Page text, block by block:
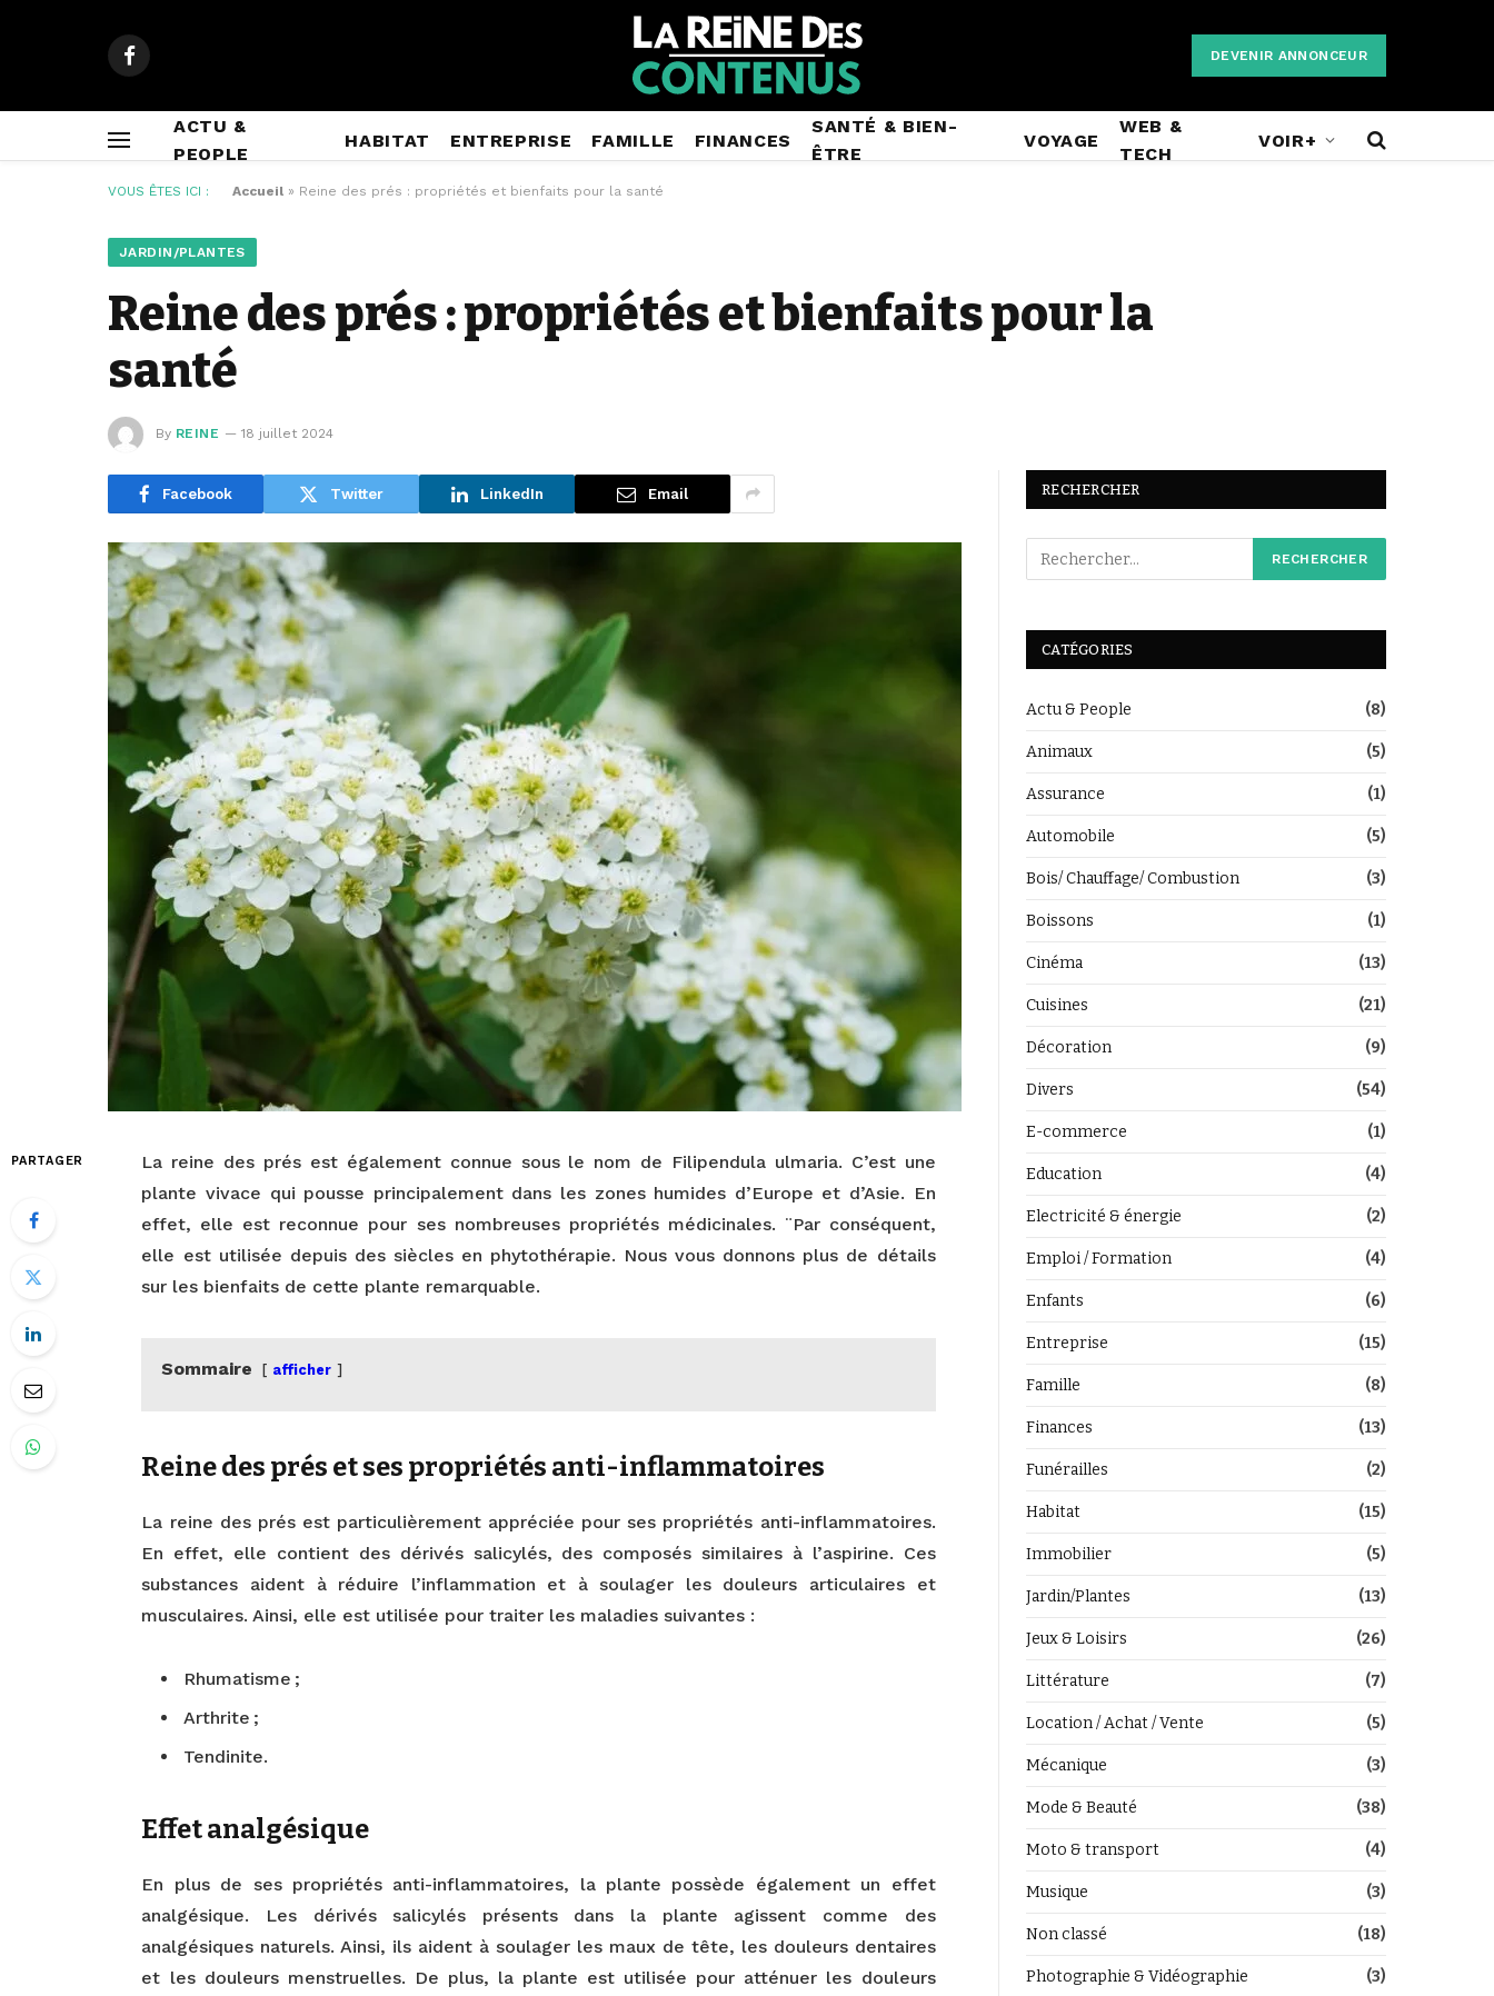
Facebook
DEVENIR ANNONCEUR
ACTU &
PEOPLE
HABITAT ENTREPRISE FAMILLE FINANCES
SANTÉ & BIEN-
ÊTRE
VOYAGE
WEB &
TECH
VOIR+
VOUS ÊTES ICI : Accueil » Reine des prés : propriétés et bienfaits pour la santé
JARDIN/PLANTES
Reine des prés : propriétés et bienfaits pour la
santé
By REINE 18 juillet 2024
Facebook Twitter LinkedIn Email
PARTAGER
La reine des prés est également connue sous le nom de Filipendula ulmaria. C’est une
plante vivace qui pousse principalement dans les zones humides d’Europe et d’Asie. En
effet, elle est reconnue pour ses nombreuses propriétés médicinales. ¨Par conséquent,
elle est utilisée depuis des siècles en phytothérapie. Nous vous donnons plus de détails
sur les bienfaits de cette plante remarquable.
Sommaire afficher
Reine des prés et ses propriétés anti-inflammatoires
La reine des prés est particulièrement appréciée pour ses propriétés anti-inflammatoires.
En effet, elle contient des dérivés salicylés, des composés similaires à l’aspirine. Ces
substances aident à réduire l’inflammation et à soulager les douleurs articulaires et
musculaires. Ainsi, elle est utilisée pour traiter les maladies suivantes :
Rhumatisme ;
Arthrite ;
Tendinite.
Effet analgésique
En plus de ses propriétés anti-inflammatoires, la plante possède également un effet
analgésique. Les dérivés salicylés présents dans la plante agissent comme des
analgésiques naturels. Ainsi, ils aident à soulager les maux de tête, les douleurs dentaires
et les douleurs menstruelles. De plus, la plante est utilisée pour atténuer les douleurs
RECHERCHER
CATÉGORIES
Actu & People (8)
Animaux (5)
Assurance (1)
Automobile (5)
Bois/ Chauffage/ Combustion (3)
Boissons (1)
Cinéma (13)
Cuisines (21)
Décoration (9)
Divers (54)
E-commerce (1)
Education (4)
Electricité & énergie (2)
Emploi / Formation (4)
Enfants (6)
Entreprise (15)
Famille (8)
Finances (13)
Funérailles (2)
Habitat (15)
Immobilier (5)
Jardin/Plantes (13)
Jeux & Loisirs (26)
Littérature (7)
Location / Achat / Vente (5)
Mécanique (3)
Mode & Beauté (38)
Moto & transport (4)
Musique (3)
Non classé (18)
Photographie & Vidéographie (3)